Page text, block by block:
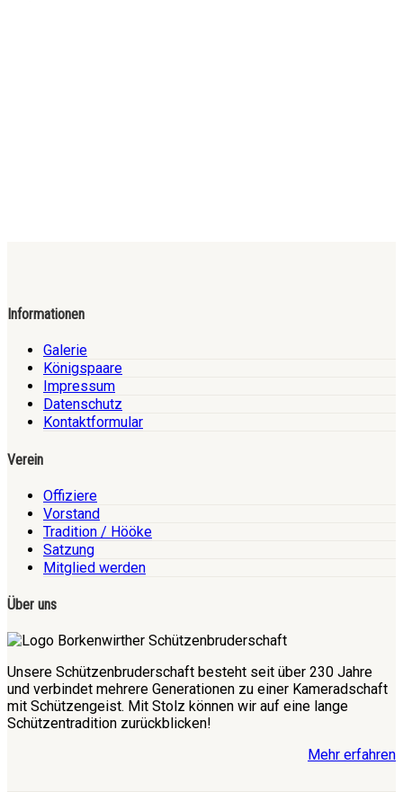
Informationen
Galerie
Königspaare
Impressum
Datenschutz
Kontaktformular
Verein
Offiziere
Vorstand
Tradition / Hööke
Satzung
Mitglied werden
Über uns
Unsere Schützenbruderschaft besteht seit über 230 Jahre
und verbindet mehrere Generationen zu einer Kameradschaft
mit Schützengeist. Mit Stolz können wir auf eine lange
Schützentradition zurückblicken!
Mehr erfahren